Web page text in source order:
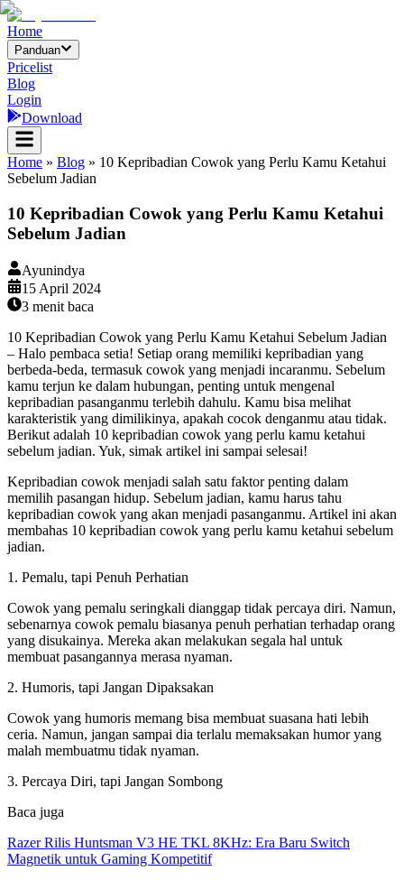
Home
Panduan
Pricelist
Blog
Login
Download
Home » Blog » 10 Kepribadian Cowok yang Perlu Kamu Ketahui
Sebelum Jadian
10 Kepribadian Cowok yang Perlu Kamu Ketahui
Sebelum Jadian
Ayunindya
15 April 2024
3 menit baca
10 Kepribadian Cowok yang Perlu Kamu Ketahui Sebelum Jadian
– Halo pembaca setia! Setiap orang memiliki kepribadian yang
berbeda-beda, termasuk cowok yang menjadi incaranmu. Sebelum
kamu terjun ke dalam hubungan, penting untuk mengenal
kepribadian pasanganmu terlebih dahulu. Kamu bisa melihat
karakteristik yang dimilikinya, apakah cocok denganmu atau tidak.
Berikut adalah 10 kepribadian cowok yang perlu kamu ketahui
sebelum jadian. Yuk, simak artikel ini sampai selesai!
Kepribadian cowok menjadi salah satu faktor penting dalam
memilih pasangan hidup. Sebelum jadian, kamu harus tahu
kepribadian cowok yang akan menjadi pasanganmu. Artikel ini akan
membahas 10 kepribadian cowok yang perlu kamu ketahui sebelum
jadian.
1. Pemalu, tapi Penuh Perhatian
Cowok yang pemalu seringkali dianggap tidak percaya diri. Namun,
sebenarnya cowok pemalu biasanya penuh perhatian terhadap orang
yang disukainya. Mereka akan melakukan segala hal untuk
membuat pasangannya merasa nyaman.
2. Humoris, tapi Jangan Dipaksakan
Cowok yang humoris memang bisa membuat suasana hati lebih
ceria. Namun, jangan sampai dia terlalu memaksakan humor yang
malah membuatmu tidak nyaman.
3. Percaya Diri, tapi Jangan Sombong
Baca juga
Razer Rilis Huntsman V3 HE TKL 8KHz: Era Baru Switch
Magnetik untuk Gaming Kompetitif